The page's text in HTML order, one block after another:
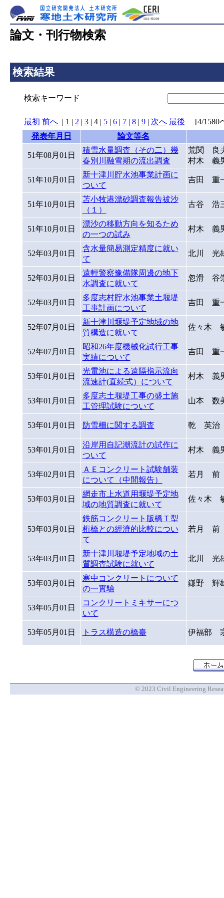
論文・刊行物検索
検索結果
検索キーワード
最初 前へ | 1 | 2 | 3| 4| 5| 6| 7| 8| 9| 次へ 最後 [4/1580
発表年月日
論文等名
51年08月01日
積雪水量調査（その二）幾
春別川融雪期の流出調査
荒関 良
村木 義
51年10月01日
新十津川貯水池事業計画に
ついて
吉田 重
51年10月01日
苫小牧港漂砂調査報告祓沙
（１）
古谷 浩
51年10月01日
漂沙の移動方向を知るため
の一つの試み
村木 義
52年03月01日
含水量簡易測定精度に就い
て
北川 光
52年03月01日
遠輕警察豫備隊周邊の地下
水調査に就いて
忽滑 谷
52年03月01日
多度志村貯水池事業土堰堤
工事計画について
吉田 重
52年07月01日
新十津川堰堤予定地域の地
質構造に就いて
佐々木
52年07月01日
昭和26年度機械化試行工事
実績について
吉田 重
53年01月01日
光電池による遠隔指示流向
流速計(直続式）について
村木 義
53年01月01日
多度志土堰堤工事の盛土施
工管理試験について
山本 数
53年01月01日 防雪柵に関する調査 乾 英治
53年01月01日
沿岸用自記潮流計の試作に
ついて
村木 義
53年02月01日
ＡＥコンクリート試験舗装
について（中間報告）
若月 前
53年03月01日
網走市上水道用堰堤予定地
域の地質調査に就いて
佐々木
53年03月01日
鉄筋コンクリート版橋Ｔ型
桁橋との經濟的比較につい
て
若月 前
53年03月01日
新十津川堰堤予定地域の土
質調査試験に就いて
北川 光
53年03月01日
寒中コンクリートについて
の一實驗
鎌野 輝
53年05月01日
コンクリートミキサーにつ
いて
53年05月01日 トラス構造の橋臺 伊福部
© 2023 Civil Engineering